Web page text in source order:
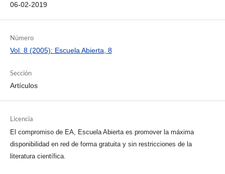
06-02-2019
Número
Vol. 8 (2005): Escuela Abierta, 8
Sección
Artículos
Licencia
El compromiso de EA, Escuela Abierta es promover la máxima
disponibilidad en red de forma gratuita y sin restricciones de la
literatura científica.